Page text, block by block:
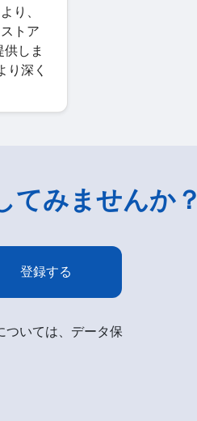
り、
トア
しま
り深く
てみませんか？
登録する
ついては、データ保